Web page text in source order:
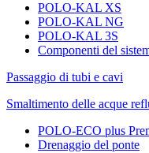
POLO-KAL XS
POLO-KAL NG
POLO-KAL 3S
Componenti del
Passaggio di tubi e cavi
Smaltimento delle acque
POLO-ECO plus
Drenaggio del ponte